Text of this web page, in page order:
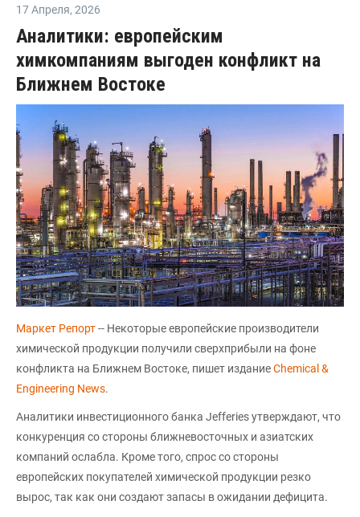
17 Апреля, 2026
Аналитики: европейским
химкомпаниям выгоден конфликт на
Ближнем Востоке
Маркет Репорт-- Некоторые европейские производители
химической продукции получили сверхприбыли на фоне
конфликта на Ближнем Востоке, пишет изданиеChemical &
Engineering News.
Аналитики инвестиционного банка Jefferies утверждают, что
конкуренция со стороны ближневосточных и азиатских
компаний ослабла. Кроме того, спрос со стороны
европейских покупателей химической продукции резко
вырос, так как они создают запасы в ожидании дефицита.